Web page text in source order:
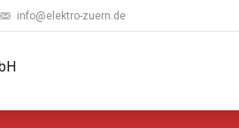
info@elektro-zuern.de